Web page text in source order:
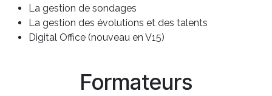
La gestion de sondages
La gestion des évolutions et des talents
Digital Office (nouveau en V15)
Formateurs